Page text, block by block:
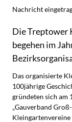
Nachricht
Die Treptower
begehen im
Das organisierte
100jährige
gründeten sich am
„Gauverband
Kleingartenvereine